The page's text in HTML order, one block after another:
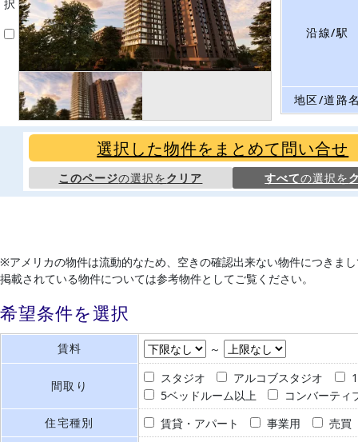
択
沿線/駅
地区/道路
選択した物件をまとめて問い合せ
このページの選択をクリア すべての選択を
※アメリカの物件は流動的なため、空きの確認出来ない物件につきま
掲載されている物件については参考物件としてご覧ください。
希望条件を選択
賃料 ～
間取り
スタジオ アルコブスタジオ
5ベッドルーム以上
コンバーティ
住宅種別
賃貸・アパート 事業用 売買